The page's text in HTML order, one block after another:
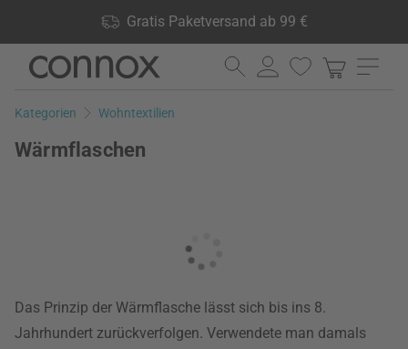
Gratis Paketversand ab 99 €
lagernd, 60 Tage Rückgaberecht
Direkt
Seiteninhalt
Direkt
Suchfeld
Kategorien Wohntextilien
Wärmflaschen
Das Prinzip der Wärmflasche lässt sich bis ins 8.
Jahrhundert zurückverfolgen. Verwendete man damals